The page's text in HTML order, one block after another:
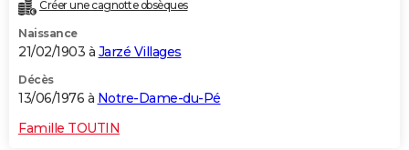
Créer une cagnotte obsèques
Naissance
21/02/1903 à Jarzé Villages
Décès
13/06/1976 à Notre-Dame-du-Pé
Famille TOUTIN